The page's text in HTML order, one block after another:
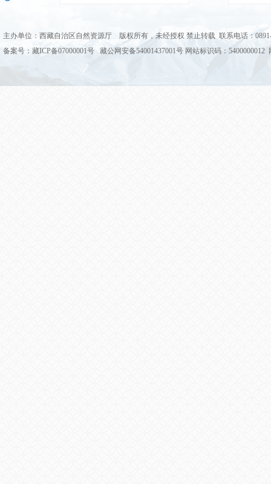
主办单位：西藏自治区自然资源厅 版权所有，未经授权 禁止转载 联系电话：
备案号：藏ICP备07000001号 藏公网安备54001437001号 网站标识码：5400000012